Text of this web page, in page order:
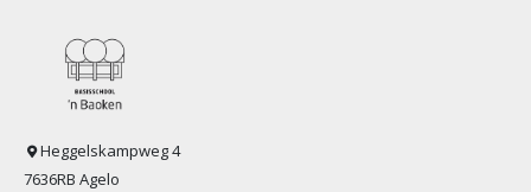
Heggelskampweg 4
7636RB Agelo